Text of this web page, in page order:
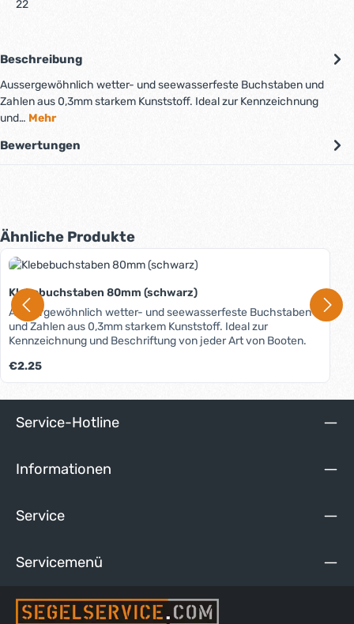
22
Beschreibung
Aussergewöhnlich wetter- und seewasserfeste Buchstaben und
Zahlen aus 0,3mm starkem Kunststoff. Ideal zur Kennzeichnung
und… Mehr
Bewertungen
Produktgalerie überspringen
Ähnliche Produkte
Klebebuchstaben 80mm (schwarz)
Aussergewöhnlich wetter- und seewasserfeste Buchstaben
und Zahlen aus 0,3mm starkem Kunststoff. Ideal zur
Kennzeichnung und Beschriftung von jeder Art von Booten.
Regulärer Preis:
€2.25
Service-Hotline
Informationen
Service
Servicemenü